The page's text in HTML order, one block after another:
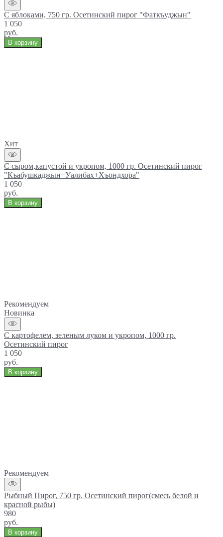
С яблоками, 750 гр. Осетинский пирог "Фаткъуджын"
1 050
руб.
В корзину
Хит
С сыром,капустой и укропом, 1000 гр. Осетинский пирог
"Къабушкаджын+Уалибах+Хъондхора"
1 050
руб.
В корзину
Рекомендуем
Новинка
С картофелем, зеленым луком и укропом, 1000 гр.
Осетинский пирог
1 050
руб.
В корзину
Рекомендуем
Рыбный Пирог, 750 гр. Осетинский пирог(смесь белой и
красной рыбы)
980
руб.
В корзину